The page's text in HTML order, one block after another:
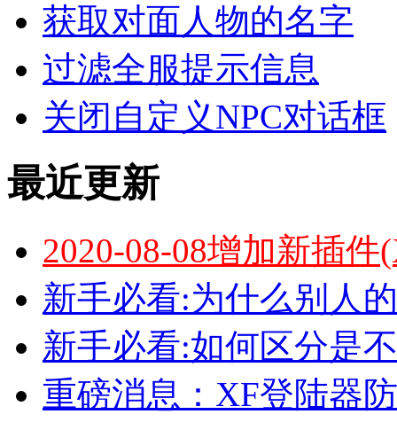
获取对面人物的名字
过滤全服提示信息
关闭自定义NPC对话框
最近更新
2020-08-08增加新插
新手必看:为什么别人
新手必看:如何区分是
重磅消息：XF登陆器